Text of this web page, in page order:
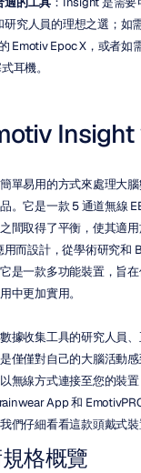
研究人員的理想之選；如
Emotiv Epoc X，或者如
耳機。
Insight
單易用的方式來處理大
。它是一款 5 通道無線
間取得了平衡，使其適用
而設計，從學術研究和
是一款多功能裝置，旨
中更加實用。
據收集工具的研究人員
僅僅對自己的大腦活動
無線方式連接至您的裝
App 和
們仔細看看這款頭戴式裝
格概覽